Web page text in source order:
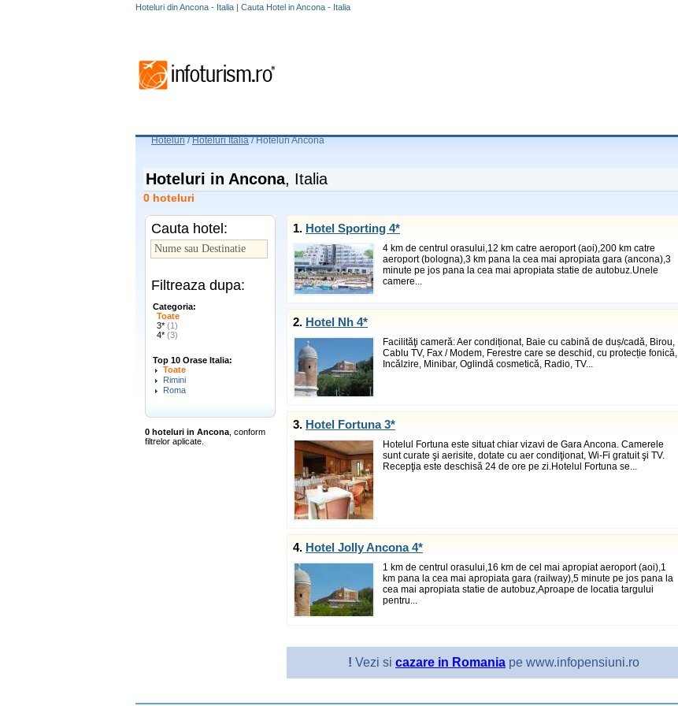
Hoteluri din Ancona - Italia | Cauta Hotel in Ancona - Italia
Hoteluri /Hoteluri Italia/Hoteluri Ancona
Hoteluri in Ancona, Italia
0 hoteluri
Cauta hotel:
Filtreaza dupa:
Categoria:
Toate
3* (1)
4* (3)
Top 10 Orase Italia:
Toate
Rimini
Roma
0 hoteluri in Ancona , conform
filtrelor aplicate.
1. Hotel Sporting 4*
4 km de centrul orasului,12 km catre aeroport (aoi),200 km catre
aeroport (bologna),3 km pana la cea mai apropiata gara (ancona),3
minute pe jos pana la cea mai apropiata statie de autobuz.Unele
camere...
2. Hotel Nh 4*
Facilităţi cameră: Aer condiționat, Baie cu cabină de duș/cadă, Birou,
Cablu TV, Fax / Modem, Ferestre care se deschid, cu protecție fonică,
Incălzire, Minibar, Oglindă cosmetică, Radio, TV...
3. Hotel Fortuna 3*
Hotelul Fortuna este situat chiar vizavi de Gara Ancona. Camerele
sunt curate şi aerisite, dotate cu aer condiţionat, Wi-Fi gratuit şi TV.
Recepţia este deschisă 24 de ore pe zi.Hotelul Fortuna se...
4. Hotel Jolly Ancona 4*
1 km de centrul orasului,16 km de cel mai apropiat aeroport (aoi),1
km pana la cea mai apropiata gara (railway),5 minute pe jos pana la
cea mai apropiata statie de autobuz,Aproape de locatia targului
pentru...
! Vezi si cazare in Romania pe www.infopensiuni.ro